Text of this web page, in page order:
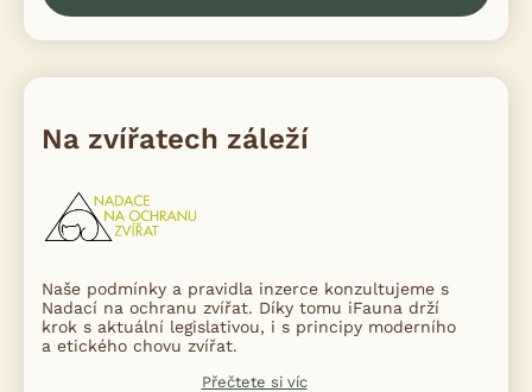
Na zvířatech záleží
Naše podmínky a pravidla inzerce konzultujeme s
Nadací na ochranu zvířat. Díky tomu iFauna drží
krok s aktuální legislativou, i s principy moderního
a etického chovu zvířat.
Přečtete si víc